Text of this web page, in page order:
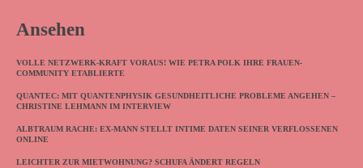
Ansehen
VOLLE NETZWERK-KRAFT VORAUS! WIE PETRA POLK IHRE FRAUEN-
COMMUNITY ETABLIERTE
QUANTEC: MIT QUANTENPHYSIK GESUNDHEITLICHE PROBLEME ANGEHEN –
CHRISTINE LEHMANN IM INTERVIEW
ALBTRAUM RACHE: EX-MANN STELLT INTIME DATEN SEINER VERFLOSSENEN
ONLINE
LEICHTER ZUR MIETWOHNUNG? SCHUFA ÄNDERT REGELN